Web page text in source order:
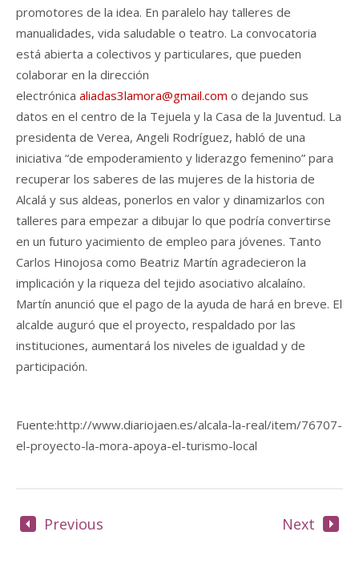
promotores de la idea. En paralelo hay talleres de
manualidades, vida saludable o teatro. La convocatoria
está abierta a colectivos y particulares, que pueden
colaborar en la dirección
electrónica aliadas3lamora@gmail.com o dejando sus
datos en el centro de la Tejuela y la Casa de la Juventud. La
presidenta de Verea, Angeli Rodríguez, habló de una
iniciativa “de empoderamiento y liderazgo femenino” para
recuperar los saberes de las mujeres de la historia de
Alcalá y sus aldeas, ponerlos en valor y dinamizarlos con
talleres para empezar a dibujar lo que podría convertirse
en un futuro yacimiento de empleo para jóvenes. Tanto
Carlos Hinojosa como Beatriz Martín agradecieron la
implicación y la riqueza del tejido asociativo alcalaíno.
Martín anunció que el pago de la ayuda de hará en breve. El
alcalde auguró que el proyecto, respaldado por las
instituciones, aumentará los niveles de igualdad y de
participación.
Fuente:http://www.diariojaen.es/alcala-la-real/item/76707-
el-proyecto-la-mora-apoya-el-turismo-local
Previous Next